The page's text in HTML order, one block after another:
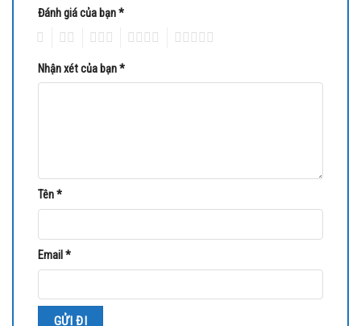
Đánh giá của bạn*
Nhận xét của bạn*
Tên*
Email *